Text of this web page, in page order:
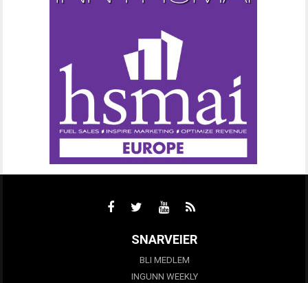
SNARVEIER
BLI MEDLEM
INGUNN WEEKLY